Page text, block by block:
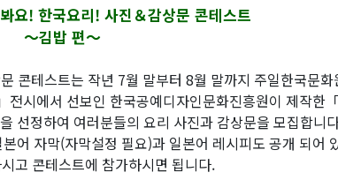
요! 한국요리! 사진＆감상문 콘테스트
～김밥 편～
콘테스트는 작년 7월 말부터 8월 말까지 주일한국문화
시에서 선보인 한국공예디자인문화진흥원이 제작한
선정하여 여러분들의 요리 사진과 감상문을 모집합니
어 자막(자막설정 필요)과 일본어 레시피도 공개 되어
고 콘테스트에 참가하시면 됩니다.